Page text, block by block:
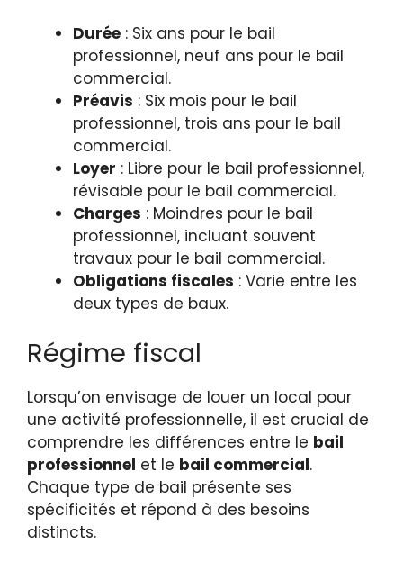
Durée : Six ans pour le bail
professionnel, neuf ans pour le bail
commercial.
Préavis : Six mois pour le bail
professionnel, trois ans pour le bail
commercial.
Loyer : Libre pour le bail professionnel,
révisable pour le bail commercial.
Charges : Moindres pour le bail
professionnel, incluant souvent
travaux pour le bail commercial.
Obligations fiscales : Varie entre les
deux types de baux.
Régime fiscal
Lorsqu’on envisage de louer un local pour
une activité professionnelle, il est crucial de
comprendre les différences entre le bail
professionnel et le bail commercial.
Chaque type de bail présente ses
spécificités et répond à des besoins
distincts.